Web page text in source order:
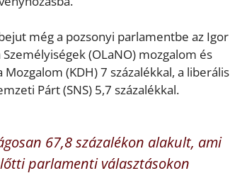
még a pozsonyi parlamentbe az Igor
(OLaNO) mozgalom és
(KDH) 7 százalékkal, a liberális
Párt (SNS) 5,7 százalékkal.
67,8 százalékon alakult, ami
parlamenti választásokon